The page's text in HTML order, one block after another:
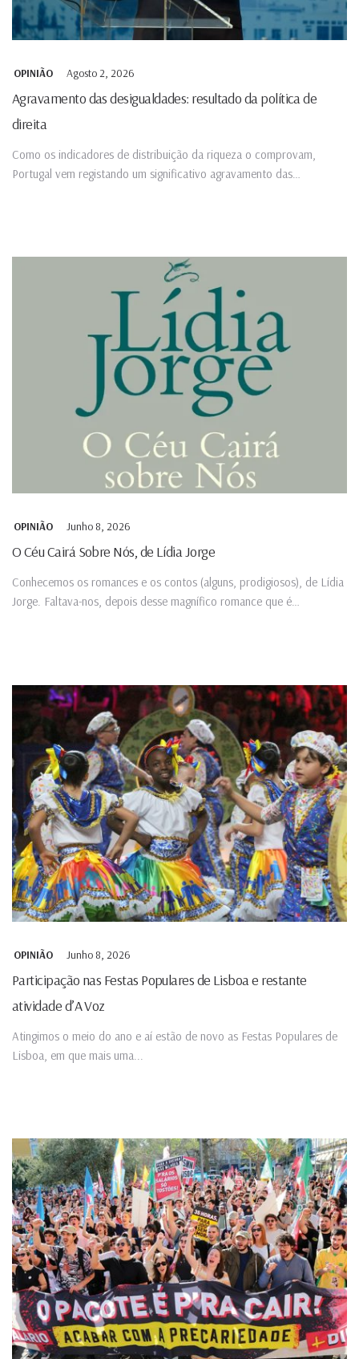
OPINIÃO Agosto 2, 2026
Agravamento das desigualdades: resultado da política de
direita
Como os indicadores de distribuição da riqueza o comprovam,
Portugal vem registando um significativo agravamento das
OPINIÃO Junho 8, 2026
O Céu Cairá Sobre Nós, de Lídia Jorge
Conhecemos os romances e os contos (alguns, prodigiosos), de Lídia
Jorge. Faltava-nos, depois desse magnífico romance que é
OPINIÃO Junho 8, 2026
Participação nas Festas Populares de Lisboa e restante
atividade d’A Voz
Atingimos o meio do ano e aí estão de novo as Festas Populares de
Lisboa, em que mais uma...